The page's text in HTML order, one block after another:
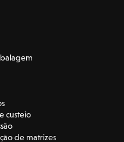
custeio
de matrizes